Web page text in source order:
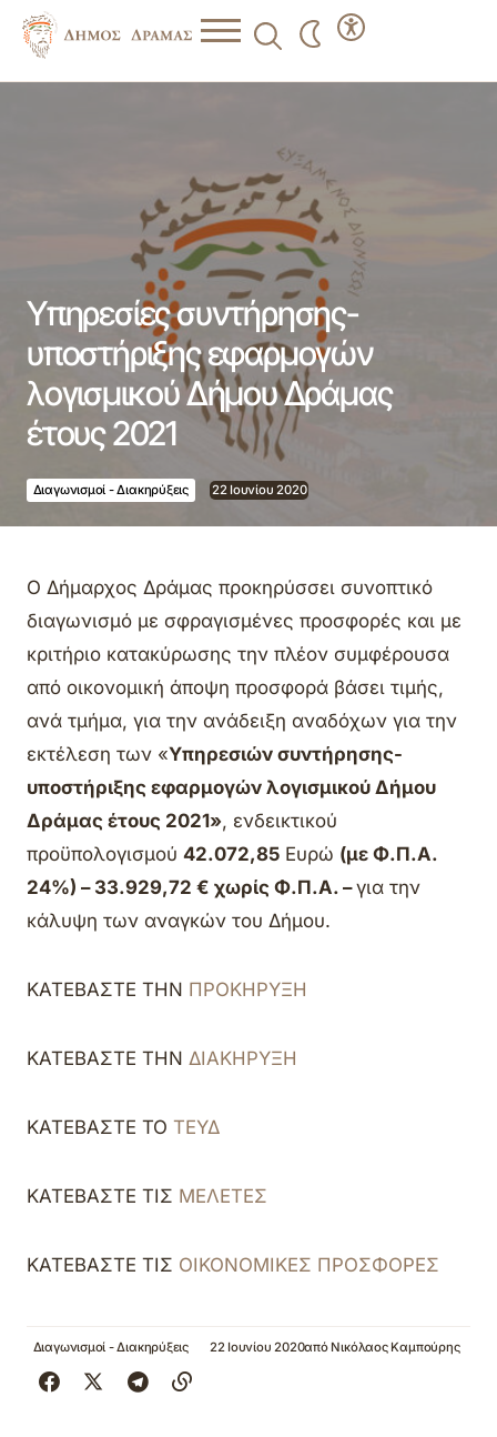
Υπηρεσίες συντήρησης-
υποστήριξης εφαρμογών
λογισμικού Δήμου Δράμας
έτους 2021
Διαγωνισμοί - Διακηρύξεις 22 Ιουνίου 2020
Ο Δήμαρχος Δράμας προκηρύσσει συνοπτικό
διαγωνισμό με σφραγισμένες προσφορές και με
κριτήριο κατακύρωσης την πλέον συμφέρουσα
από οικονομική άποψη προσφορά βάσει τιμής,
ανά τμήμα, για την ανάδειξη αναδόχων για την
εκτέλεση των «Υπηρεσιών συντήρησης-
υποστήριξης εφαρμογών λογισμικού Δήμου
Δράμας έτους 2021», ενδεικτικού
προϋπολογισμού 42.072,85 Ευρώ (με Φ.Π.Α.
24%) – 33.929,72 € χωρίς Φ.Π.Α. –για την
κάλυψη των αναγκών του Δήμου.
ΚΑΤΕΒΑΣΤΕ ΤΗΝ ΠΡΟΚΗΡΥΞΗ
ΚΑΤΕΒΑΣΤΕ ΤΗΝ ΔΙΑΚΗΡΥΞΗ
ΚΑΤΕΒΑΣΤΕ ΤΟ ΤΕΥΔ
ΚΑΤΕΒΑΣΤΕ ΤΙΣ ΜΕΛΕΤΕΣ
ΚΑΤΕΒΑΣΤΕ ΤΙΣ ΟΙΚΟΝΟΜΙΚΕΣ ΠΡΟΣΦΟΡΕΣ
Διαγωνισμοί - Διακηρύξεις 22 Ιουνίου 2020από Νικόλαος Καμπούρης